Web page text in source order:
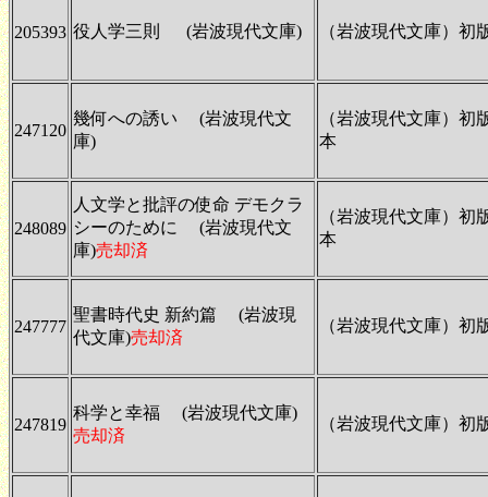
205393 役人学三則 (岩波現代文庫) （岩波現代文庫）初
247120
幾何への誘い (岩波現代文
庫)
（岩波現代文庫）初
本
248089
人文学と批評の使命 デモクラ
シーのために (岩波現代文
庫)売却済
（岩波現代文庫）初
本
247777
聖書時代史 新約篇 (岩波現
代文庫)売却済
（岩波現代文庫）初
247819
科学と幸福 (岩波現代文庫)
売却済
（岩波現代文庫）初